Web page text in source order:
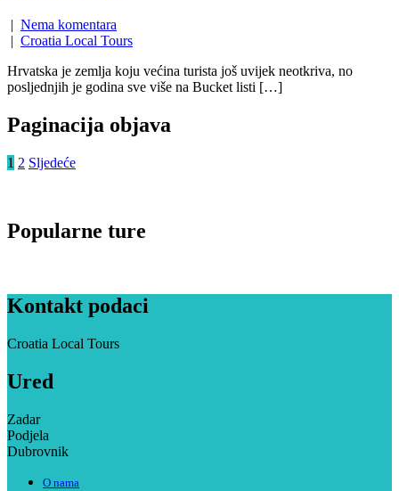
| Nema komentara
| Croatia Local Tours
Hrvatska je zemlja koju većina turista još uvijek neotkriva, no
posljednjih je godina sve više na Bucket listi […]
Paginacija objava
1 2 Sljedeće
Popularne ture
Kontakt podaci
Croatia Local Tours
Ured
Zadar
Podjela
Dubrovnik
O nama